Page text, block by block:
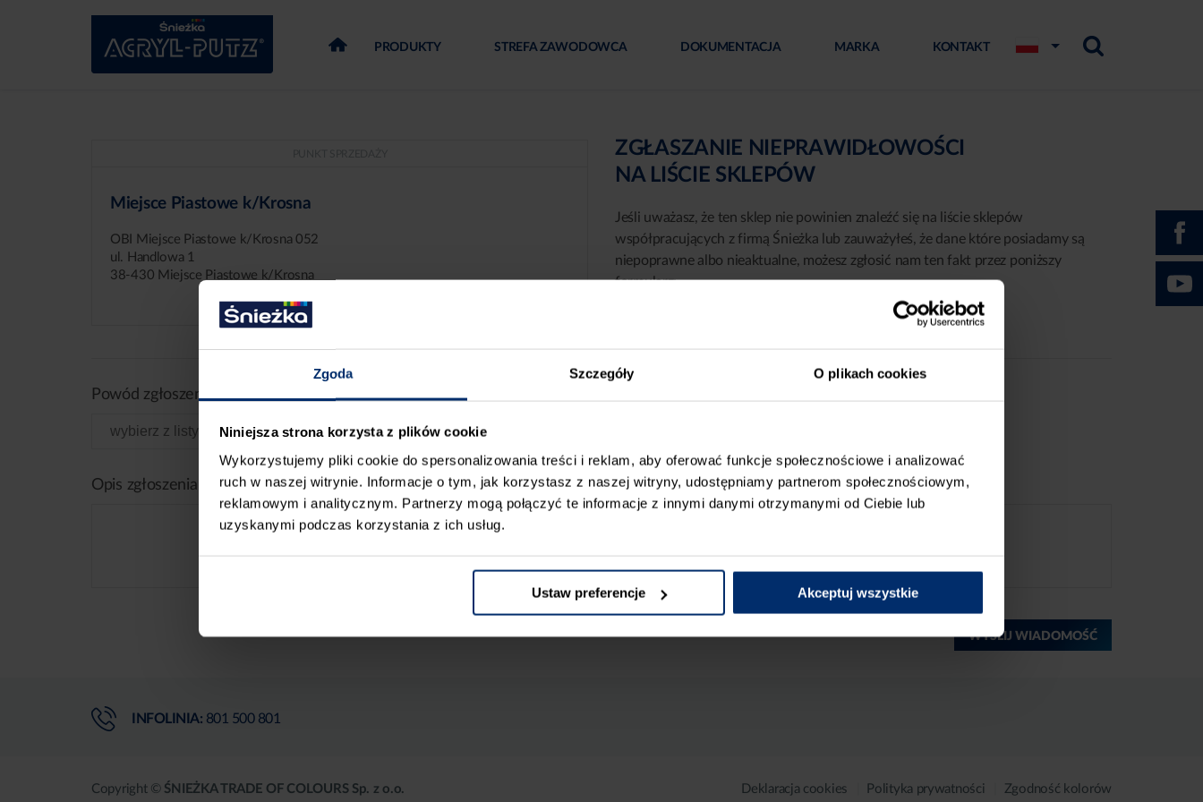
Zgoda Szczegóły O plikach cookies
Niniejsza strona korzysta z plików cookie
Wykorzystujemy pliki cookie do spersonalizowania treści i reklam, aby oferować funkcje społecznościowe i analizować
ruch w naszej witrynie. Informacje o tym, jak korzystasz z naszej witryny, udostępniamy partnerom społecznościowym,
reklamowym i analitycznym. Partnerzy mogą połączyć te informacje z innymi danymi otrzymanymi od Ciebie lub
uzyskanymi podczas korzystania z ich usług.
Ustaw preferencje Akceptuj wszystkie
PRODUKTY STREFA ZAWODOWCA DOKUMENTACJA MARKA KONTAKT
Miejsce Piastowe k/Krosna
OBI Miejsce Piastowe k/Krosna 052
ul. Handlowa 1
38-430 Miejsce Piastowe k/Krosna
ZGŁASZANIE NIEPRAWIDŁOWOŚCI
NA LIŚCIE SKLEPÓW
Jeśli uważasz, że ten sklep nie powinien znaleźć się na liście sklepów
współpracujących z firmą Śnieżka lub zauważyłeś, że dane które posiadamy są
niepoprawne albo nieaktualne, możesz zgłosić nam ten fakt przez poniższy
formularz:
Powód zgłoszenia
Opis zgłoszenia
WYŚLIJ WIADOMOŚĆ
INFOLINIA: 801 500 801
Copyright © ŚNIEŻKA TRADE OF COLOURS Sp. z o.o. Deklaracja cookies Polityka prywatności Zgodność kolorów